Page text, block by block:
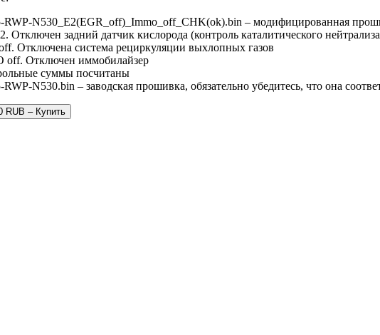
RWP-N530_E2(EGR_off)_Immo_off_CHK(ok).bin – модифицированная
Отключен задний датчик кислорода (контроль каталитического
Отключена система рециркуляции выхлопных газов
off. Отключен иммобилайзер
суммы посчитаны
RWP-N530.bin – заводская прошивка, обязательно убедитесь, что она
RUB – Купить